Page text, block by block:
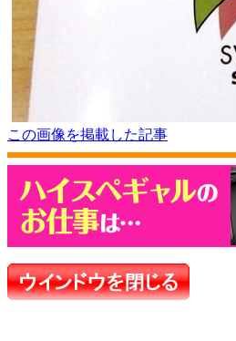
この画像を掲載した記事